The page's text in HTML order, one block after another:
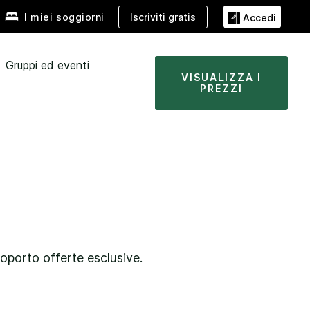
I miei soggiorni Iscriviti gratis Accedi
Gruppi ed eventi
VISUALIZZA I
PREZZI
offerte esclusive.